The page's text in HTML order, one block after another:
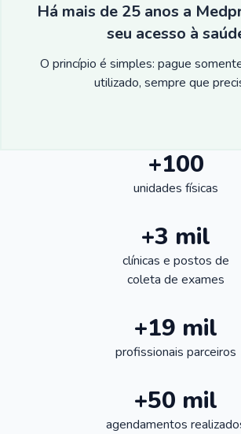
Há mais de 25 anos a
seu acesso à
O princípio é simples: pague
utilizado, sempre que
+100
unidades físicas
+3 mil
clínicas e postos de
coleta de exames
+19 mil
profissionais parceiros
+50 mil
agendamentos